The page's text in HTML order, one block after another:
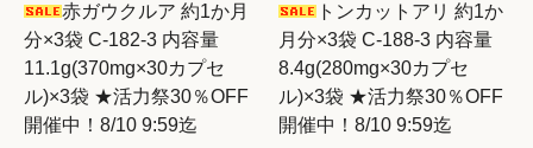
赤ガウクルア 約1か月
分×3袋 C-182-3 内容量
11.1g(370mg×30カプセ
ル)×3袋 ★活力祭30％OFF
開催中！8/10 9:59迄
トンカットアリ 約1か
月分×3袋 C-188-3 内容量
8.4g(280mg×30カプセ
ル)×3袋 ★活力祭30％OFF
開催中！8/10 9:59迄